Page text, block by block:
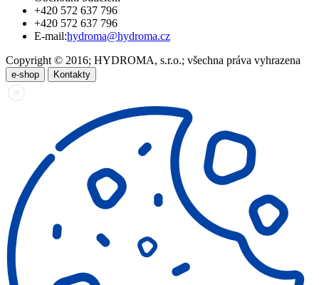
+420 572 637 796
+420 572 637 796
E-mail:hydroma@hydroma.cz
Copyright © 2016; HYDROMA, s.r.o.; všechna práva vyhrazena
e-shop Kontakty